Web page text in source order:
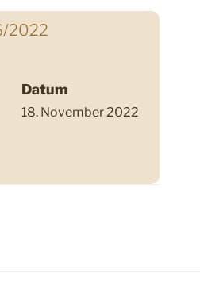
2022
Datum
18. November 2022